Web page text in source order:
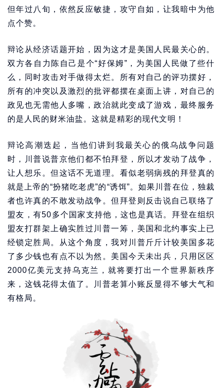
但年过八旬，依然反应敏捷，攻守自如，让我暗中为他
点个赞。
辩论从经济话题开始，因为这才是美国人民最关心的。
双方各自力陈自己是个“好保姆”，为美国人民做了些什
么，同时攻击对手做得太烂。所有对自己的评功摆好，
所有的冲突以及激烈的批评都摆在桌面上讲，对自己的
政见也无需他人多嘴，政治就此变成了游戏，最终服务
的是人民的财米油盐。这就是精彩的现代文明！
辩论高潮迭起，当他们讲到我最关心的俄乌战争问题
时，川普说普京他们都不怕拜登，所以才发动了战争，
让人想乐。但这话不无道理。看似老弱病残的拜登真的
就是上帝的“扮猪吃老虎”的“诱饵”。如果川普在位，独裁
者也许真的不敢发动战争。但拜登则反击说自己联络了
盟友，有50多个国家支持他，这也是真话。拜登在组织
盟友打群架上确实胜过川普一筹，美国和北约事实上已
经锁定胜局。从这个角度，我对川普斤斤计较美国多花
了多少钱也有点不以为然。美国今天未出兵，只用区区
2000亿美元支持乌克兰，就将要打出一个世界新秩序
来，这钱花得太值了。川普老算小账反显得不够大气和
有格局。